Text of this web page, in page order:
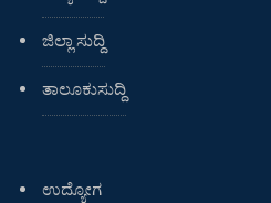
ಜಿಲ್ಲಾ ಸುದ್ದಿ
ತಾಲೂಕುಸುದ್ದಿ
ಉದ್ಯೋಗ